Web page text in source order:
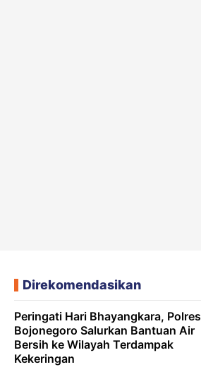
Direkomendasikan
Peringati Hari Bhayangkara, Polres
Bojonegoro Salurkan Bantuan Air
Bersih ke Wilayah Terdampak
Kekeringan